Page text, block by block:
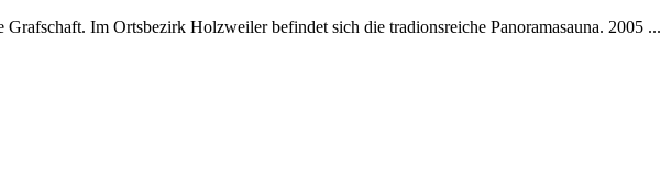
Im Ortsbezirk Holzweiler befindet sich die tradionsreiche Panoramasauna. 2005 ...